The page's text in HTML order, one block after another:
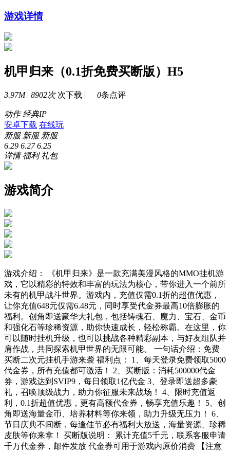
游戏详情
机甲归来（0.1折免费买断版）H5
3.97M | 8902次 次下载 | 0条点评
动作 经典IP
安卓下载 在线玩
新服 新服 新服
6.29 6.27 6.25
详情 福利 礼包
游戏简介
游戏介绍： 《机甲归来》是一款充满美漫风格的MMO挂机游
戏，它以精彩的特效和丰富的玩法为核心，带你进入一个前所
未有的机甲战斗世界。游戏内，充值仅需0.1折的超值优惠，
让你充值648元仅需6.48元，同时享受代金券最高10倍膨胀的
福利。创角即送豪华大礼包，包括铸魂石、魔力、宝石、金币
和强化石等珍稀资源，助你快速成长，轻松称霸。在这里，你
可以随时挂机升级，也可以挑战各种精彩副本，与好友组队并
肩作战，共同探索机甲世界的无限可能。 一句话介绍：免费
买断二次元挂机手游来袭 福利点： 1、每天登录免费领取5000
代金券，所有充值都可激活！ 2、买断版：消耗500000代金
券，游戏达到SVIP9，每日领取1亿代金 3、登录即送超多豪
礼，召唤顶级战力，助力你征服未来战场！ 4、限时充值返
利，0.1折超值优惠，更有高额代金券，畅享充值乐趣！ 5、创
角即送海量金币、培养材料等你来领，助力升级无压力！ 6、
节日庆典不间断，每逢佳节必有福利大放送，海量资源、珍稀
皮肤等你来拿！ 买断版说明： 累计充值5千元，联系客服申请
千万代金券，邮件发放 代金券可用于游戏内原价消费 【注意